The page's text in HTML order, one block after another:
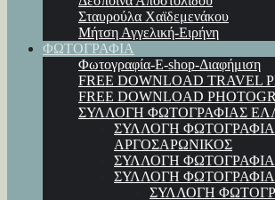
Σταυρούλα Χαϊδεμενάκου
Μήτση Αγγελική-Ειρήνη
ΦΩΤΟΓΡΑΦΙΑ
Φωτογραφία-E-shop-Διαφήμιση
FREE DOWNLOAD TRAVEL
FREE DOWNLOAD
ΣΥΛΛΟΓΗ ΦΩΤΟΓΡΑΦΙΑΣ
ΣΥΛΛΟΓΗ
ΑΡΓΟΣΑΡΩΝΙΚΟΣ
ΣΥΛΛΟΓΗ
ΣΥΛΛΟΓΗ
ΣΥΛΛΟΓΗ